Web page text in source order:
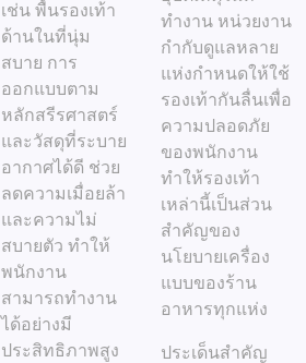
เช่น พื้นรองเท้า
ด้านในที่นุ่ม
สบาย การ
ออกแบบตาม
หลักสรีรศาสตร์
และวัสดุที่ระบาย
อากาศได้ดี ช่วย
ลดความเมื่อยล้า
และความไม่
สบายตัว ทำให้
พนักงาน
สามารถทำงาน
ได้อย่างมี
ประสิทธิภาพสูง
ทำงาน หน่วยงาน
กำกับดูแลหลาย
แห่งกำหนดให้ใช้
รองเท้ากันลื่นเพื่อ
ความปลอดภัย
ของพนักงาน
ทำให้รองเท้า
เหล่านี้เป็นส่วน
สำคัญของ
นโยบายเครื่อง
แบบของร้าน
อาหารทุกแห่ง
ประเด็นสำคัญ